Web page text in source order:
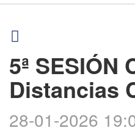
5ª SESIÓN
Distancias
28-01-2026